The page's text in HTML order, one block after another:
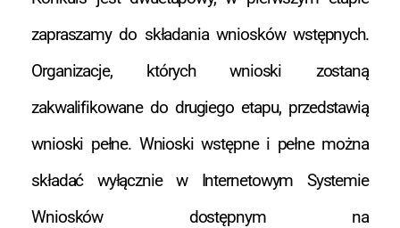
zapraszamy do składania wniosków wstępnych.
Organizacje, których wnioski zostaną
zakwalifikowane do drugiego etapu, przedstawią
wnioski pełne. Wnioski wstępne i pełne można
składać wyłącznie w Internetowym Systemie
Wniosków dostępnym na